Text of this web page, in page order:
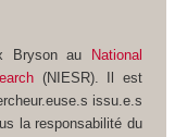
Bryson au
National
(NIESR). Il est
issu.e.s
la responsabilité du